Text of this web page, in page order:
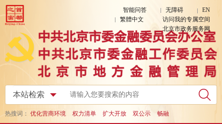
智能问答 无障碍
EN
繁體中文
访问我的专属空间
北京市政务服务网
热搜词： 优化营商环境 权力清单 扩大开放 双公示 畅融